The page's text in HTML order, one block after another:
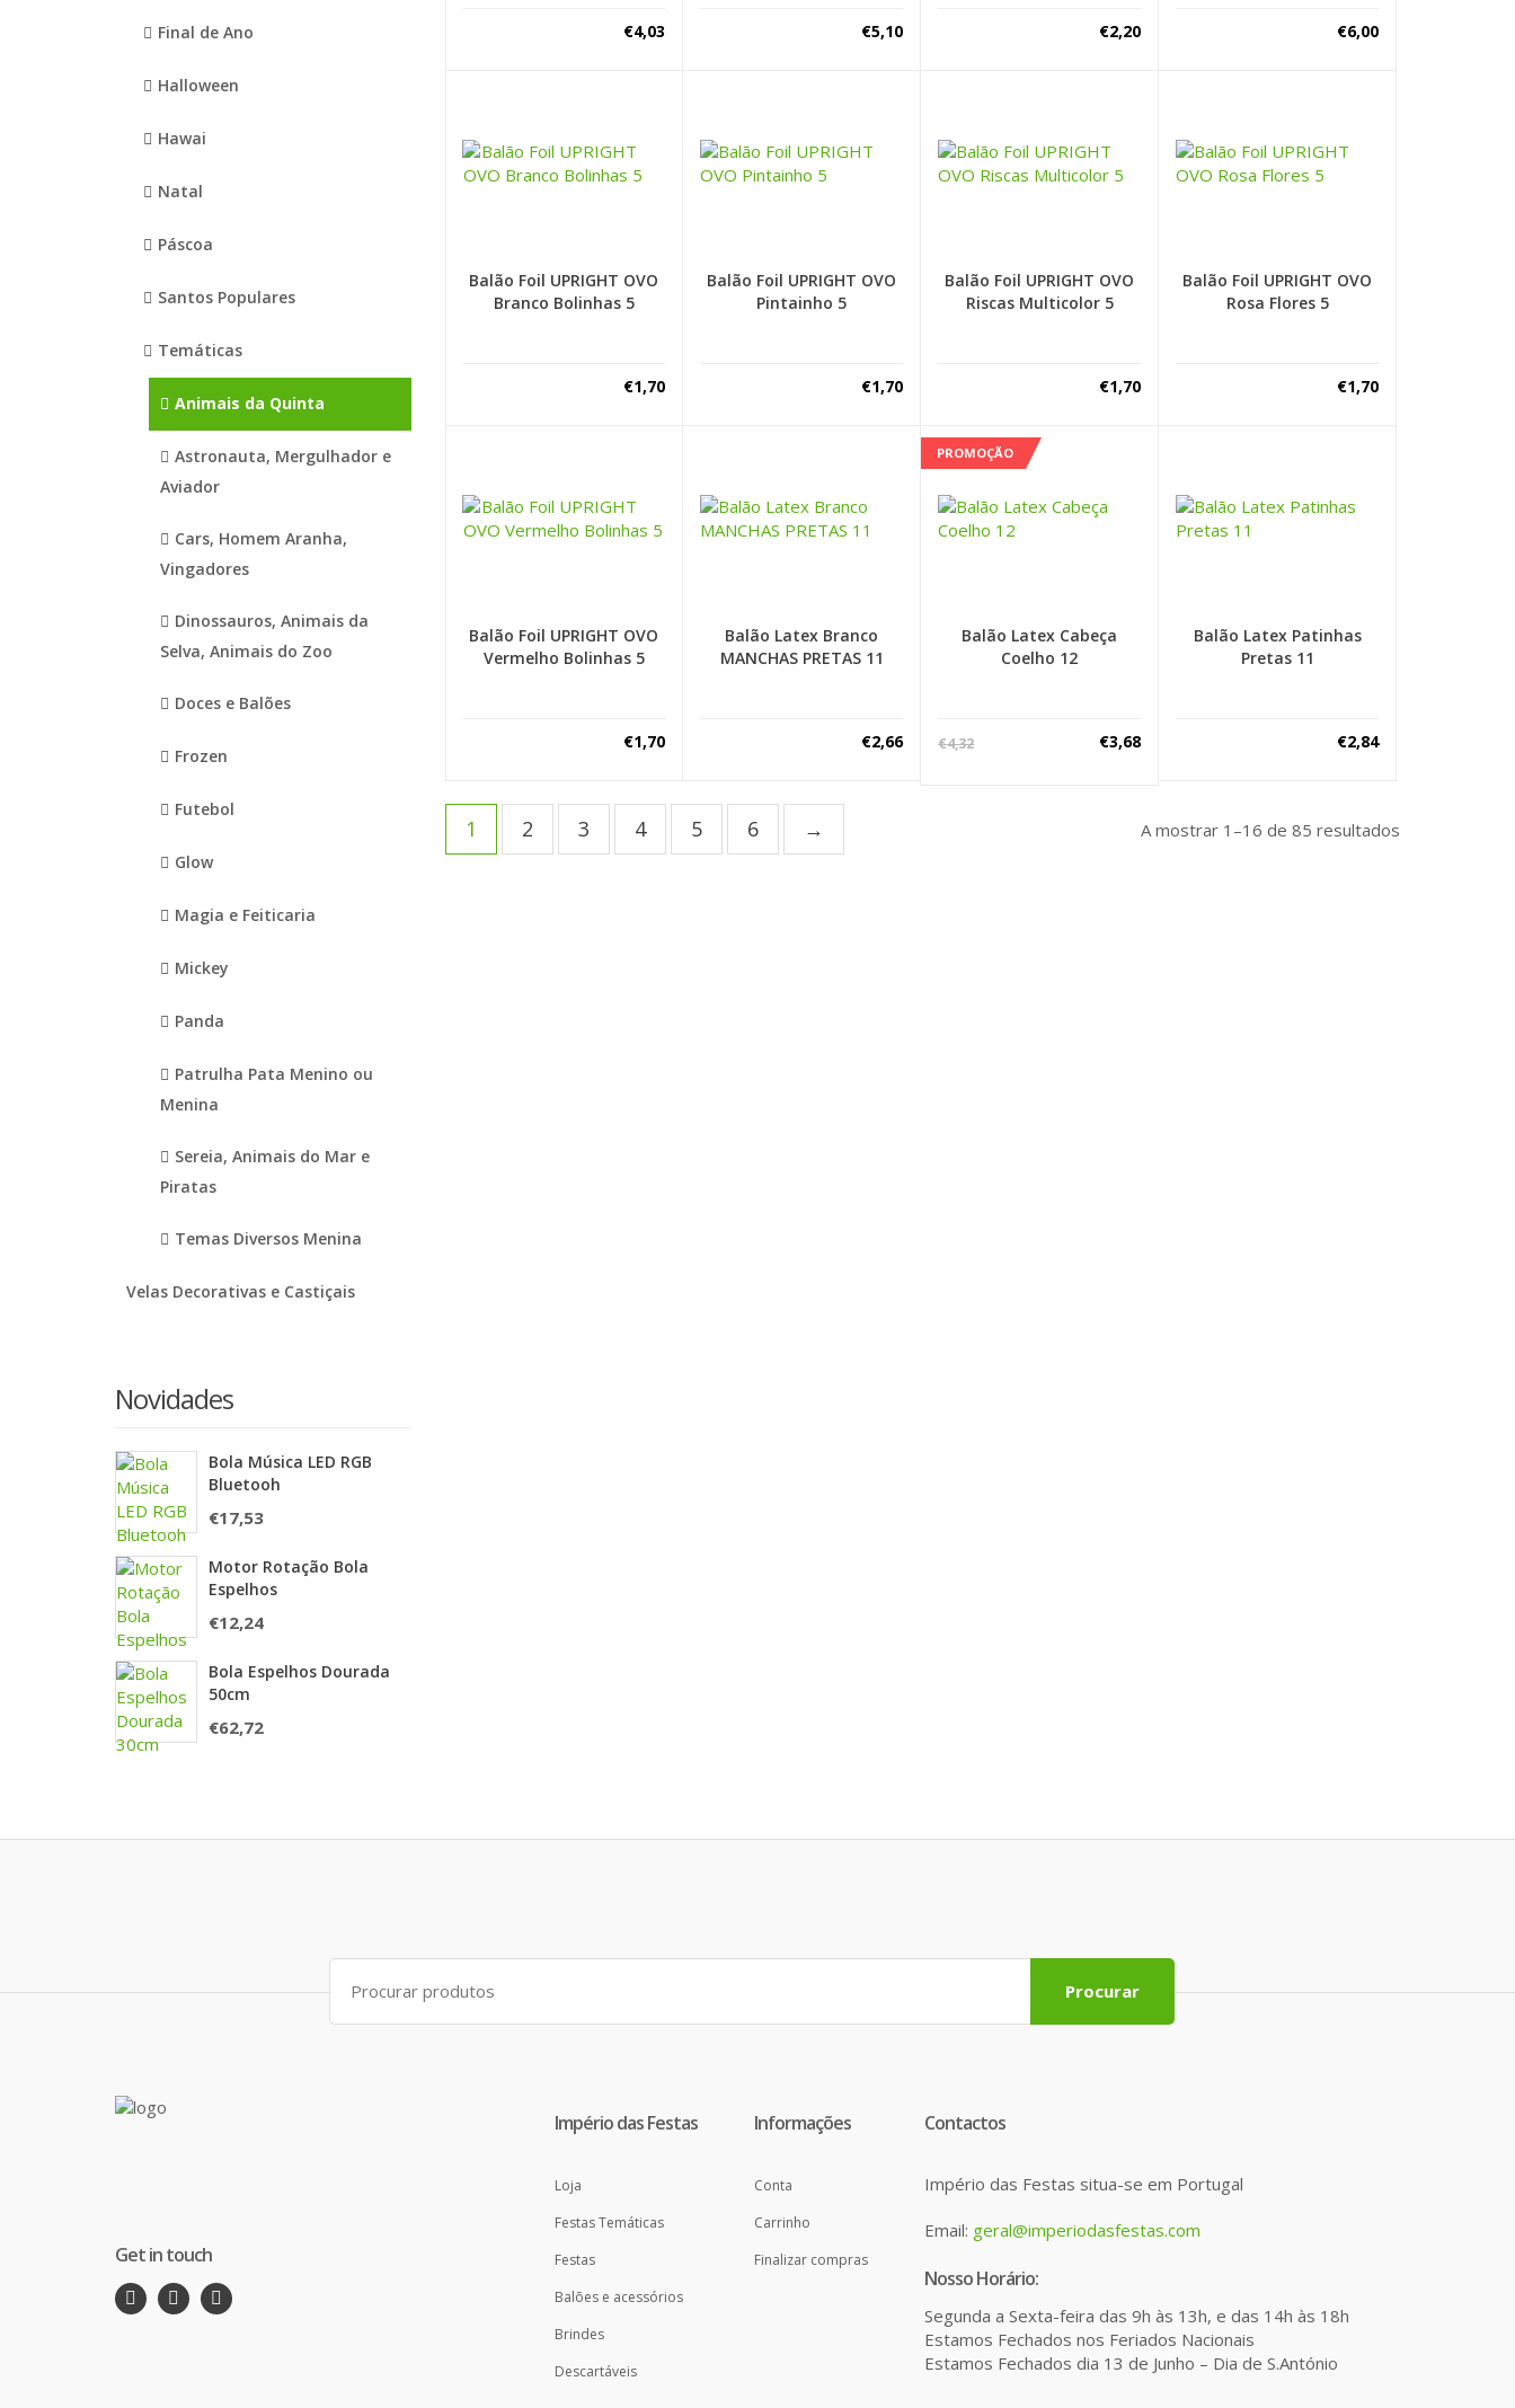
€4,03 €5,10 €2,20 €6,00
Balão Foil UPRIGHT OVO
Branco Bolinhas 5
€1,70
Balão Foil UPRIGHT OVO
Pintainho 5
€1,70
Balão Foil UPRIGHT OVO
Riscas Multicolor 5
€1,70
Balão Foil UPRIGHT OVO
Rosa Flores 5
€1,70
Balão Foil UPRIGHT OVO
Vermelho Bolinhas 5
€1,70
Balão Latex Branco
MANCHAS PRETAS 11
€2,66
PROMOÇÃO
Balão Latex Cabeça
Coelho 12
€4,32 €3,68
Balão Latex Patinhas
Pretas 11
€2,84
A mostrar 1–16 de 85 resultados
1 2 3 4 5 6 →
Final de Ano
Halloween
Hawai
Natal
Páscoa
Santos Populares
Temáticas
Animais da Quinta
Astronauta, Mergulhador e
Aviador
Cars, Homem Aranha,
Vingadores
Dinossauros, Animais da
Selva, Animais do Zoo
Doces e Balões
Frozen
Futebol
Glow
Magia e Feiticaria
Mickey
Panda
Patrulha Pata Menino ou
Menina
Sereia, Animais do Mar e
Piratas
Temas Diversos Menina
Velas Decorativas e Castiçais
Novidades
Bola Música LED RGB
Bluetooh
€17,53
Motor Rotação Bola
Espelhos
€12,24
Bola Espelhos Dourada
50cm
€62,72
Search
for:
Procurar
Get in touch
Império das Festas
Loja
Festas Temáticas
Festas
Balões e acessórios
Brindes
Descartáveis
Informações
Conta
Carrinho
Finalizar compras
Contactos
Império das Festas situa-se em Portugal
Email: geral@imperiodasfestas.com
Nosso Horário:
Segunda a Sexta-feira das 9h às 13h, e das 14h às 18h
Estamos Fechados nos Feriados Nacionais
Estamos Fechados dia 13 de Junho – Dia de S.António